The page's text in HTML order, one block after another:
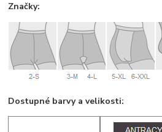
Značky:
Dostupné barvy a velikosti: